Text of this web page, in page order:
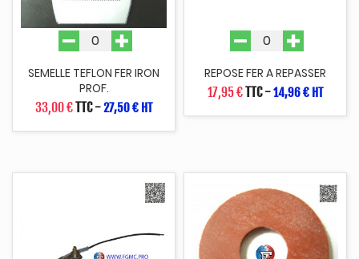
SEMELLE TEFLON FER IRON
PROF.
33,00 €TTC-27,50 € HT
REPOSE FER A REPASSER
17,95 €TTC-14,96 € HT